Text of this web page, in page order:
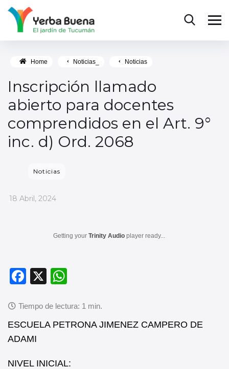
Home Noticias_ Noticias
Inscripción llamado
abierto para docentes
comprendidos en el Art. 9°
inc. d) Ord. 2068
Noticias
_
18 Abril, 2024
Getting your Trinity Audio player ready...
F
c
e
b
o
X
at
s
p
ESCUELA PETRONA JIMENEZ CAMPERO DE
ADAMI
NIVEL INICIAL: